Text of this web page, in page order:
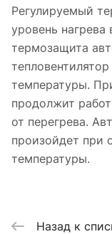
Регулируемый
уровень
термозащита
температуры.
продолжит
от перегрева.
произойдет при
температуры.
Назад к